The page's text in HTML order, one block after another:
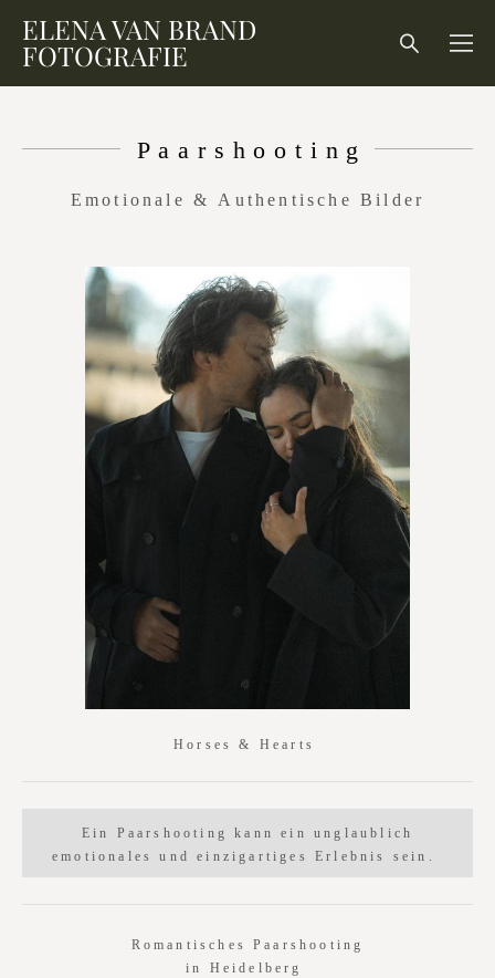
ELENA VAN BRAND
FOTOGRAFIE
Paarshooting
Emotionale & Authentische Bilder
Horses & Hearts
Ein Paarshooting kann ein unglaublich
emotionales und einzigartiges Erlebnis sein.
Romantisches Paarshooting
in Heidelberg